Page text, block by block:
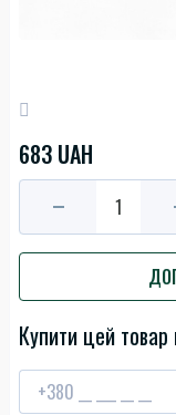
683 UAH
Купити цей товар